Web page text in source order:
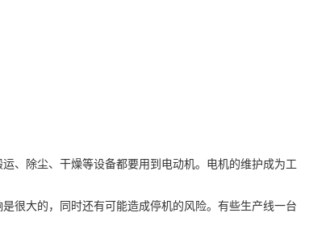
、除尘、干燥等设备都要用到电动机。电机的维护成为工
很大的，同时还有可能造成停机的风险。有些生产线一台